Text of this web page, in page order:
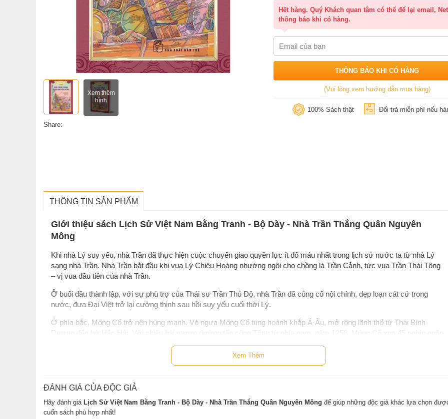
Xem thêm
hình
Share:
Hết hàng. Quý Khách quan tâm có thể để lại email,
thông báo khi có hàng.
THÔNG BÁO KHI CÓ HÀNG
(Vui lòng xem hướng dẫn mua hàng)
100% Sách thật Đổi trả miễn phí nếu
THÔNG TIN SẢN PHẨM
Giới thiệu sách Lịch Sử Việt Nam Bằng Tranh - Bộ Dày - Nhà Trần Thắng Quân Nguyên
Mông
Khi nhà Lý suy yếu, nhà Trần đã thực hiện cuộc chuyển giao quyền lực ít đổ máu nhất trong lịch sử nước ta từ nhà Lý
sang nhà Trần. Nhà Trần bắt đầu khi vua Lý Chiêu Hoàng nhường ngôi cho chồng là Trần Cảnh, tức vua Trần Thái Tông
– vị vua đầu tiên của nhà Trần.
Ở buổi đầu thành lập, với sự phù trợ của Thái sư Trần Thủ Độ, nhà Trần đã củng cố nội chính, dẹp loạn cát cứ trong
nước, đưa Đại Việt trở lại cường thịnh sau hồi suy yếu cuối thời Lý.
Ở phía bắc, Mông Cổ trở nên hùng mạnh. Vó ngựa Mông Cổ tung hoành khắp Á-Âu, mở rộng lãnh thổ từ Thái Bình
chiến lược, sau đó phản công, đánh tan quân giặc, giành thắng lợi.
Lần này nhà Nguyên huy động lực lượng lớn hơn, khoảng 300 nghìn, ngoài lục quân từ phía bắc đánh xuống còn có thủy
quân từ Chiêm Thành đánh lên. Chưa bao giờ đất nước lại đứng trước nguy cơ diệt vong rõ ràng như vậy. Nhà Trần tổ
chức Hội nghị Diên Hồng để hỏi ý dân, toàn dân đồng lòng quyết đánh. Sau những lần rút lui chiến lược, có lúc cả triều
đình thoát nạn trong gang tấc, quân dân Đại Việt phản công mạnh mẽ, giành thắng lợi ở các trận Hàm Tử, Chương
Xem Thêm
ĐÁNH GIÁ CỦA ĐỘC GIẢ
Hãy đánh giá Lịch Sử Việt Nam Bằng Tranh - Bộ Dày - Nhà Trần Thắng Quân Nguyên Mông để giúp những độc giả khác lựa chọn
cuốn sách phù hợp nhất!